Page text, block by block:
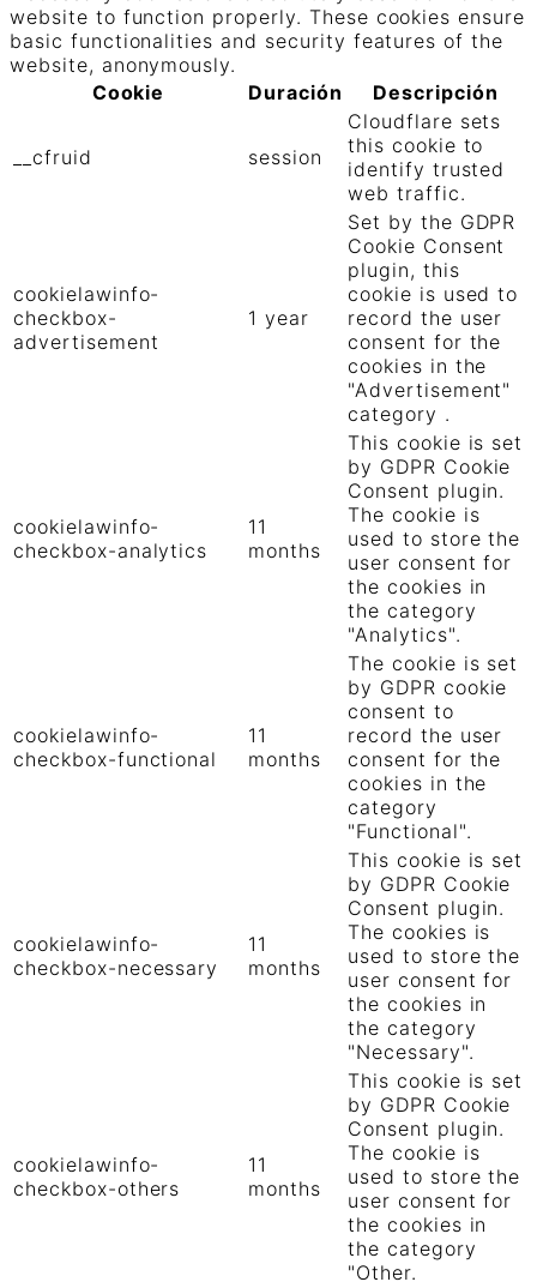
website to function properly. These cookies ensure
basic functionalities and security features of the
website, anonymously.
Cookie
Duración Descripción
__cfruid session
Cloudflare sets
this cookie to
identify trusted
web traffic.
cookielawinfo-
checkbox-
advertisement
1 year
Set by the GDPR
Cookie Consent
plugin, this
cookie is used to
record the user
consent for the
cookies in the
"Advertisement"
category .
cookielawinfo-
checkbox-analytics
11
months
This cookie is set
by GDPR Cookie
Consent plugin.
The cookie is
used to store the
user consent for
the cookies in
the category
"Analytics".
cookielawinfo-
checkbox-functional
11
months
The cookie is set
by GDPR cookie
consent to
record the user
consent for the
cookies in the
category
"Functional".
cookielawinfo-
checkbox-necessary
11
months
This cookie is set
by GDPR Cookie
Consent plugin.
The cookies is
used to store the
user consent for
the cookies in
the category
"Necessary".
cookielawinfo-
checkbox-others
11
months
This cookie is set
by GDPR Cookie
Consent plugin.
The cookie is
used to store the
user consent for
the cookies in
the category
"Other.